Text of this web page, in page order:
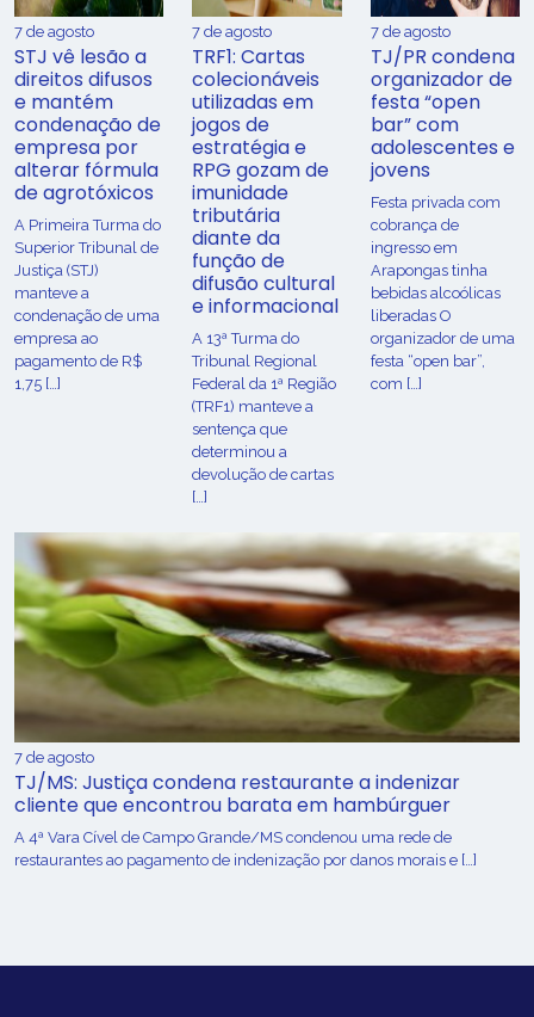
7 de agosto
STJ vê lesão a
direitos difusos
e mantém
condenação de
empresa por
alterar fórmula
de agrotóxicos
​A Primeira Turma do
Superior Tribunal de
Justiça (STJ)
manteve a
condenação de uma
empresa ao
pagamento de R$
1,75 […]
7 de agosto
TRF1: Cartas
colecionáveis
utilizadas em
jogos de
estratégia e
RPG gozam de
imunidade
tributária
diante da
função de
difusão cultural
e informacional
A 13ª Turma do
Tribunal Regional
Federal da 1ª Região
(TRF1) manteve a
sentença que
determinou a
devolução de cartas
[…]
7 de agosto
TJ/PR condena
organizador de
festa “open
bar” com
adolescentes e
jovens
Festa privada com
cobrança de
ingresso em
Arapongas tinha
bebidas alcoólicas
liberadas O
organizador de uma
festa “open bar”,
com […]
7 de agosto
TJ/MS: Justiça condena restaurante a indenizar
cliente que encontrou barata em hambúrguer
A 4ª Vara Cível de Campo Grande/MS condenou uma rede de
restaurantes ao pagamento de indenização por danos morais e […]